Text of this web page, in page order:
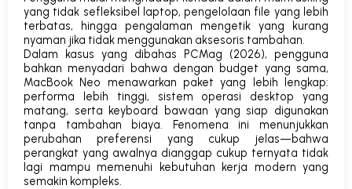
yang tidak sefleksibel laptop, pengelolaan file yang lebih
terbatas, hingga pengalaman mengetik yang kurang
nyaman jika tidak menggunakan aksesoris tambahan.
Dalam kasus yang dibahas PCMag (2026), pengguna
bahkan menyadari bahwa dengan budget yang sama,
MacBook Neo menawarkan paket yang lebih lengkap:
performa lebih tinggi, sistem operasi desktop yang
matang, serta keyboard bawaan yang siap digunakan
tanpa tambahan biaya. Fenomena ini menunjukkan
perubahan preferensi yang cukup jelas—bahwa
perangkat yang awalnya dianggap cukup ternyata tidak
lagi mampu memenuhi kebutuhan kerja modern yang
semakin kompleks.